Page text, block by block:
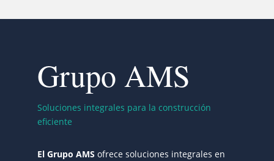
Grupo AMS
Soluciones integrales para la construcción
eficiente
El Grupo AMS ofrece soluciones integrales en